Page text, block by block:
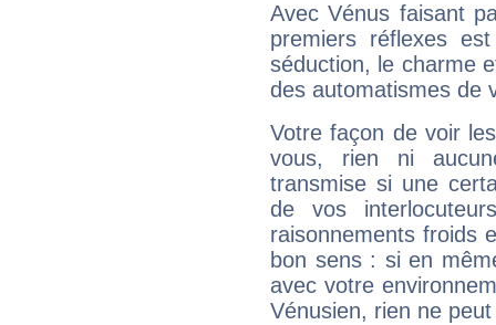
Avec Vénus faisant
premiers réflexes
séduction, le charme
des automatismes de
Votre façon de voir
vous, rien ni
transmise si une
de vos
raisonnements froids
bon sens : si en
avec votre
Vénusien, rien ne